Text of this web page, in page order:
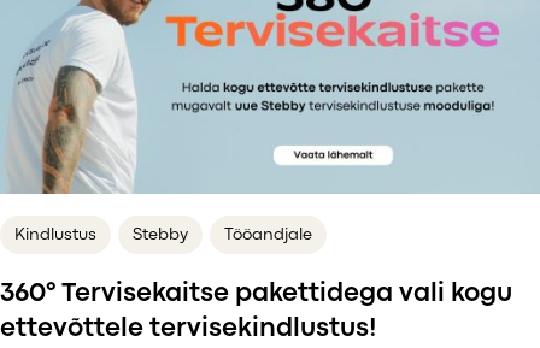
Kindlustus Stebby Tööandjale
360° Tervisekaitse pakettidega vali kogu
ettevõttele tervisekindlustus!